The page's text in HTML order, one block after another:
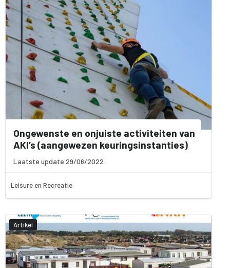
Ongewenste en onjuiste activiteiten van
AKI’s (aangewezen keuringsinstanties)
Laatste update 29/06/2022
Leisure en Recreatie
Artikel